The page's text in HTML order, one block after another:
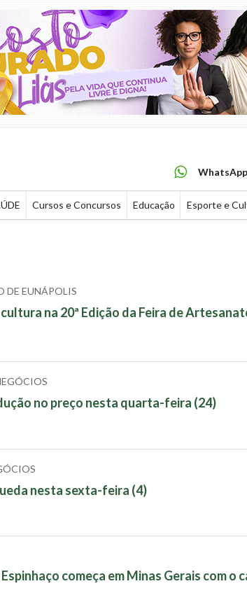
WhatsApp
Cursos e Concursos Educação Esporte e
DE EUNÁPOLIS
na 20ª Edição da Feira de
no preço nesta quarta-feira (24)
nesta sexta-feira (4)
começa em Minas Gerais com o